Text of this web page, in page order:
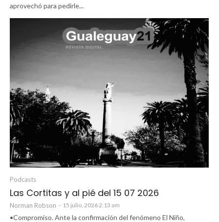
aprovechó para pedirle...
Podcasts
Las Cortitas y al pié del 15 07 2026
Norman Robson - 15 julio, 2026 2:13 am
•Compromiso. Ante la confirmación del fenómeno El Niño,